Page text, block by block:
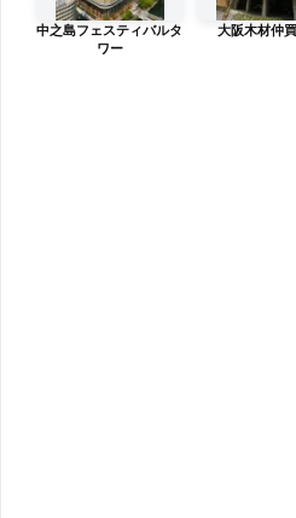
中之島フェスティバルタ
ワー
大阪木材仲